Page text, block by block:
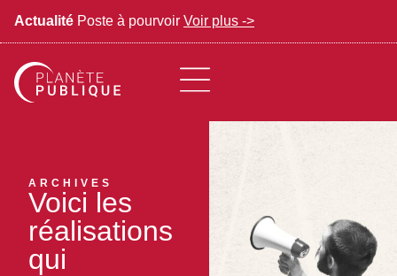
Actualité Poste à pourvoir Voir plus ->
ARCHIVES
Voici les
réalisations
qui